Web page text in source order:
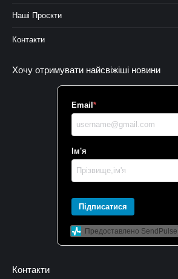
Наші Проєкти
Контакти
Хочу отримувати найсвіжіші новини
Email *
Ім'я
Підписатися
Предоставлено SendPulse
Контакти